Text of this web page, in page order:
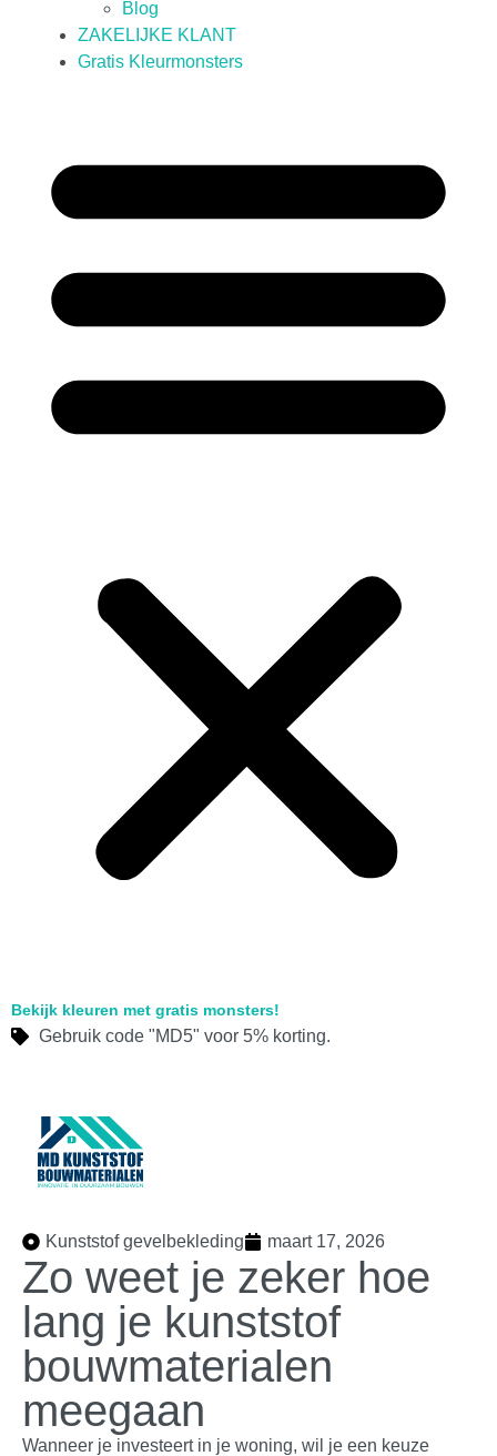
Blog
ZAKELIJKE KLANT
Gratis Kleurmonsters
Bekijk kleuren met gratis monsters!
Gebruik code "MD5" voor 5% korting.
Kunststof gevelbekleding maart 17, 2026
Zo weet je zeker hoe
lang je kunststof
bouwmaterialen
meegaan
Wanneer je investeert in je woning, wil je een keuze